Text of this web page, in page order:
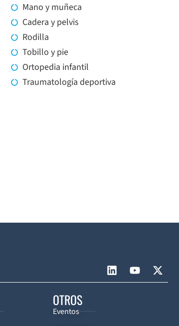
Mano y muñeca
Cadera y pelvis
Rodilla
Tobillo y pie
Ortopedia infantil
Traumatología deportiva
OTROS
Eventos